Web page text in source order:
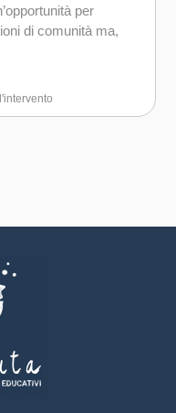
per
di comunità ma,